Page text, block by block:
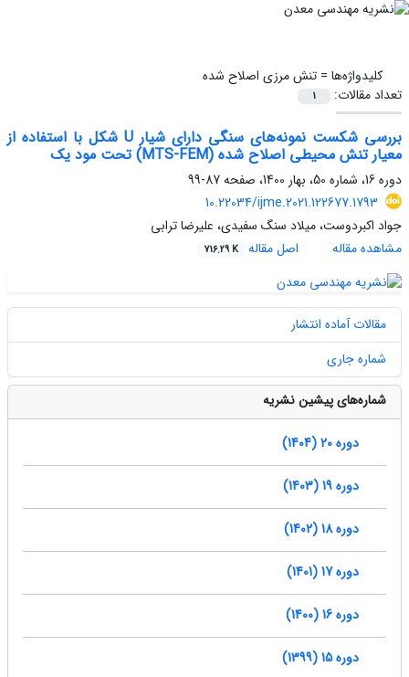
کلیدواژه‌ها =تنش مرزی اصلاح شده
تعداد مقالات:
1
بررسی شکست نمونه‌های سنگی دارای شیار U شکل با استفاده از
معیار تنش محیطی اصلاح شده (MTS-FEM) تحت مود یک
دوره 16، شماره 50، بهار 1400، صفحه
87-99
10.22034/ijme.2021.122677.1793
جواد اکبردوست، میلاد سنگ سفیدی، علیرضا ترابی
مشاهده مقاله
اصل مقاله 716.29 K
مقالات آماده انتشار
شماره جاری
شماره‌های پیشین نشریه
دوره 20 (1404)
دوره 19 (1403)
دوره 18 (1402)
دوره 17 (1401)
دوره 16 (1400)
دوره 15 (1399)